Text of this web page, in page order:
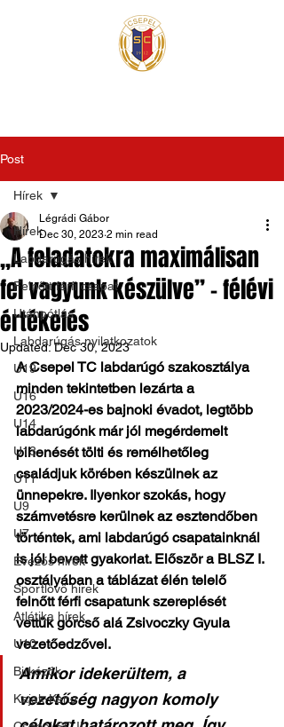
Post
Hírek
Labdarúgás hírek
Felnőtt férfi csapat
Utánpótlás
Labdarúgás nyilatkozatok
U19
U16
U14
U13
U11
U9
U7
Evezős hírek
Sportlövő hírek
Atlétika hírek
U10
Birkózók
Kajak-Kenu
Hírek
„A feladatokra maximálisan
fel vagyunk készülve” - félévi
értékelés
Légrádi Gábor
Dec 30, 2023 2 min read
Updated:Dec 30, 2023
A Csepel TC labdarúgó szakosztálya
minden tekintetben lezárta a
2023/2024-es bajnoki évadot, legtöbb
labdarúgónk már jól megérdemelt
pihenését tölti és remélhetőleg
családjuk körében készülnek az
ünnepekre. Ilyenkor szokás, hogy
számvetésre kerülnek az esztendőben
történtek, ami labdarúgó csapatainknál
is jól bevett gyakorlat. Először a BLSZ I.
osztályában a táblázat élén telelő
felnőtt férfi csapatunk szereplését
vettük górcső alá Zsivoczky Gyula
vezetőedzővel.
Amikor idekerültem, a
vezetőség nagyon komoly